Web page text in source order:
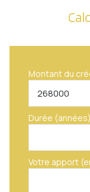
Montant du
Durée
Votre apport